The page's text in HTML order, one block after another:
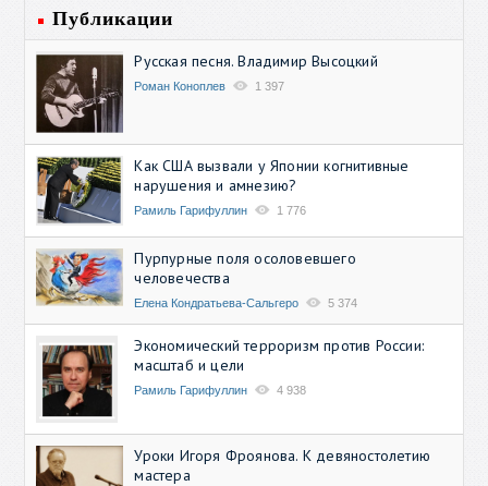
Публикации
Русская песня. Владимир Высоцкий
Роман Коноплев 1 397
Как США вызвали у Японии когнитивные
нарушения и амнезию?
Рамиль Гарифуллин 1 776
Пурпурные поля осоловевшего
человечества
Елена Кондратьева-Сальгеро 5 374
Экономический терроризм против России:
масштаб и цели
Рамиль Гарифуллин 4 938
Уроки Игоря Фроянова. К девяностолетию
мастера